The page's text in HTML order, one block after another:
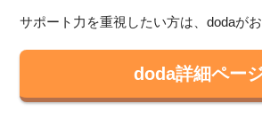
サポート力を重視したい方は、dodaがお
doda詳細ペー